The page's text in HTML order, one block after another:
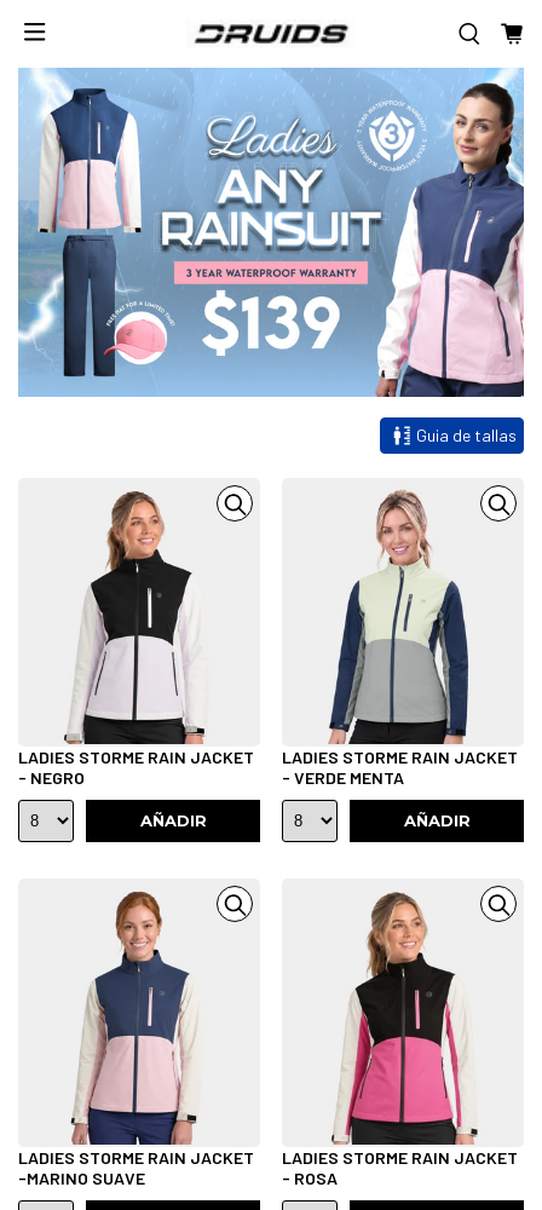
Guia de tallas
LADIES STORME RAIN JACKET
- NEGRO
AÑADIR
LADIES STORME RAIN JACKET
- VERDE MENTA
AÑADIR
LADIES STORME RAIN JACKET
-MARINO SUAVE
LADIES STORME RAIN JACKET
- ROSA